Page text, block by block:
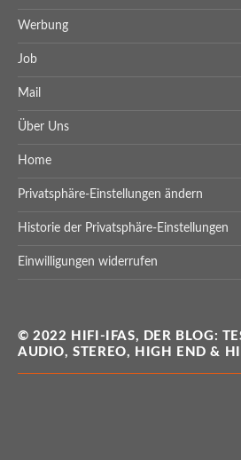
Werbung
Job
Mail
Über Uns
Home
Privatsphäre-Einstellungen ändern
Historie der Privatsphäre-Einstellungen
Einwilligungen widerrufen
© 2022 HIFI-IFAS, DER BLOG:
AUDIO, STEREO, HIGH END &